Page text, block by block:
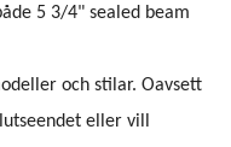
5 3/4" sealed beam
och stilar. Oavsett
eller vill